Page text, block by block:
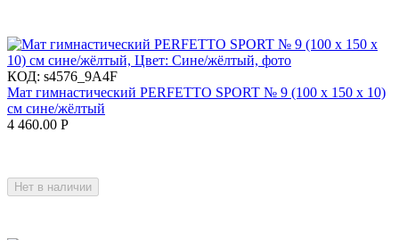
КОД: s4576_9A4F
Мат гимнастический PERFETTO SPORT № 9 (100 х 150 х 10)
см сине/жёлтый
4 460.00 Р
Нет в наличии